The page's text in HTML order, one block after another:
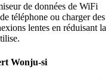
de données de WiFi
téléphone ou charger des
lentes en réduisant la
Wonju-si